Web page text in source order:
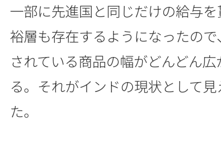
一部に先進国と同じだけの給与
裕層も存在するようになったの
されている商品の幅がどんどん
る。それがインドの現状として
た。